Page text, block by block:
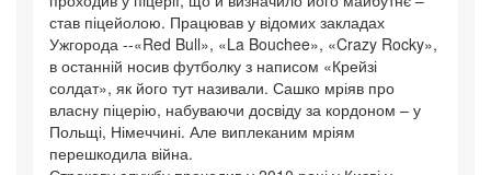
став піцейолою. Працював у відомих закладах
Ужгорода --«Red Bull», «La Bouchee», «Crazy Rocky»,
в останній носив футболку з написом «Крейзі
солдат», як його тут називали. Сашко мріяв про
власну піцерію, набуваючи досвіду за кордоном – у
Польщі, Німеччині. Але виплеканим мріям
перешкодила війна.